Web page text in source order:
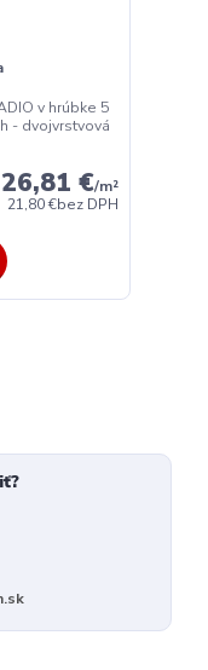
v hrúbke 5
- dvojvrstvová
26,81 €/m²
21,80 €bez DPH